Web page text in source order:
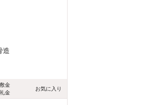
造
敷金
礼金
お気に入り